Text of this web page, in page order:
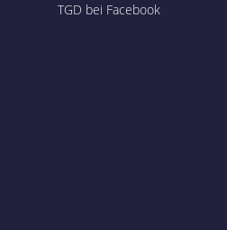
TGD bei Facebook